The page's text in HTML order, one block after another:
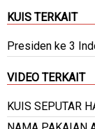
KUIS TERKAIT
Presiden ke 3
VIDEO TERKAIT
KUIS SEPUTAR